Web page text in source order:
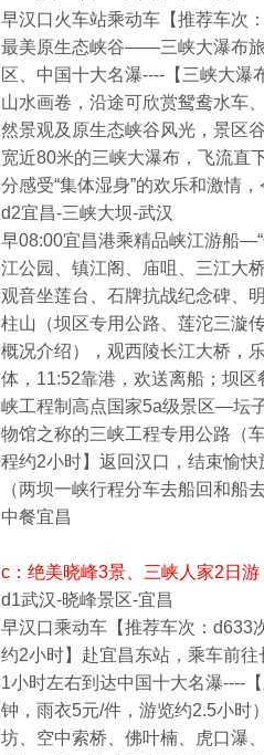
早汉口火车站乘动车【推荐车次
最美原生态峡谷——三峡大瀑布
区、中国十大名瀑----【三峡大
山水画卷，沿途可欣赏鸳鸯水车
然景观及原生态峡谷风光，景区
宽近80米的三峡大瀑布，飞流直
分感受“集体湿身”的欢乐和激情
d2宜昌-三峡大坝-武汉
早08:00宜昌港乘精品峡江游船
江公园、镇江阁、庙咀、三江大
观音坐莲台、石牌抗战纪念碑、
柱山（坝区专用公路、莲沱三漩
概况介绍），观西陵长江大桥，
体，11:52靠港，欢送离船；坝
峡工程制高点国家5a级景区—坛
物馆之称的三峡工程专用公路（
程约2小时】返回汉口，结束愉快
（两坝一峡行程分车去船回和
中餐宜昌
c：绝美晓峰3景、三峡人家2日游
d1武汉-晓峰景区-宜昌
早汉口乘动车【推荐车次：
约2小时】赴宜昌东站，乘车前
1小时左右到达中国十大名瀑----
钟，雨衣5元/件，游览约2.5小时
坊、空中索桥、佛叶楠、虎口瀑